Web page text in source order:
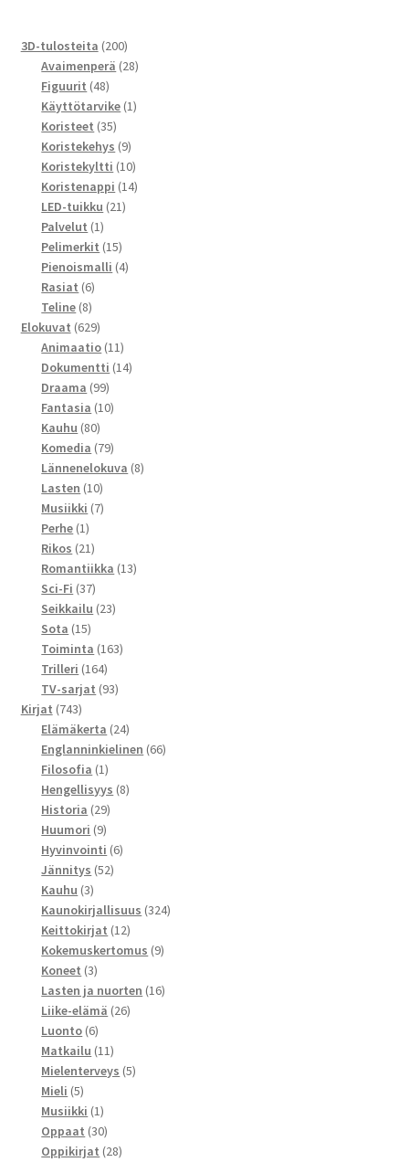
3D-tulosteita 200200
tuotetta
Avaimenperä 2828
Figuurit 4848
tuotetta
Käyttötarvike 11
Koristeet 3535
tuotetta
Koristekehys 99
tuotetta
Koristekyltti 1010
tuotetta
Koristenappi 1414
LED-tuikku 2121
Palvelut 11
tuote
Pelimerkit 1515
tuotetta
Pienoismalli 44
Rasiat 66
tuotetta
Teline 88
tuotetta
Elokuvat 629629
tuotetta
Animaatio 1111
tuotetta
Dokumentti 1414
Draama 9999
tuotetta
Fantasia 1010
Kauhu 8080
tuotetta
Komedia 7979
tuotetta
Lännenelokuva 88
Lasten 1010
tuotetta
Musiikki 77
Perhe 11
tuote
Rikos 2121
tuotetta
Romantiikka 1313
Sci-Fi 3737
tuotetta
Seikkailu 2323
Sota 1515
tuotetta
Toiminta 163163
Trilleri 164164
tuotetta
TV-sarjat 9393
Kirjat 743743
tuotetta
Elämäkerta 2424
tuotetta
Englanninkielinen 6666
Filosofia 11
tuote
Hengellisyys 88
Historia 2929
Huumori 99
tuotetta
Hyvinvointi 66
Jännitys 5252
Kauhu 33
tuotetta
Kaunokirjallisuus 324324
Keittokirjat 1212
tuotetta
Kokemuskertomus 99
Koneet 33
tuotetta
Lasten ja nuorten 1616
Liike-elämä 2626
Luonto 66
tuotetta
Matkailu 1111
tuotetta
Mielenterveys 55
Mieli 55
tuotetta
Musiikki 11
tuote
Oppaat 3030
tuotetta
Oppikirjat 2828